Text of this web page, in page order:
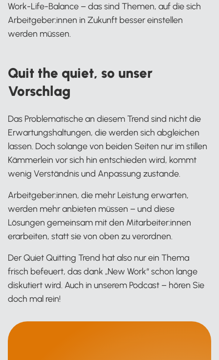
Work-Life-Balance – das sind Themen, auf die sich
Arbeitgeber:innen in Zukunft besser einstellen
werden müssen.
Quit the quiet, so unser
Vorschlag
Das Problematische an diesem Trend sind nicht die
Erwartungshaltungen, die werden sich abgleichen
lassen. Doch solange von beiden Seiten nur im stillen
Kämmerlein vor sich hin entschieden wird, kommt
wenig Verständnis und Anpassung zustande.
Arbeitgeber:innen, die mehr Leistung erwarten,
werden mehr anbieten müssen – und diese
Lösungen gemeinsam mit den Mitarbeiter:innen
erarbeiten, statt sie von oben zu verordnen.
Der Quiet Quitting Trend hat also nur ein Thema
frisch befeuert, das dank „New Work“ schon lange
diskutiert wird. Auch in unserem Podcast – hören Sie
doch mal rein!